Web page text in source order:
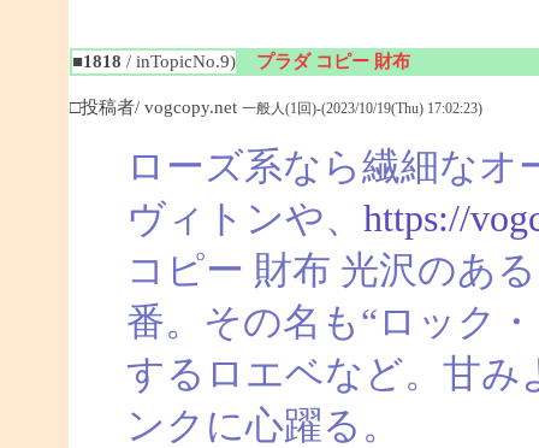
■1818 / inTopicNo.9) プラダ コピー 財布
□投稿者/ vogcopy.net 一般人(1回)-(2023/10/19(Thu) 17:02:23)
ローズ系なら繊細な
ヴィトンや、 https://
コピー 財布 光沢のあ
番。その名も“ロック
するロエベなど。甘み
ンクに心躍る。